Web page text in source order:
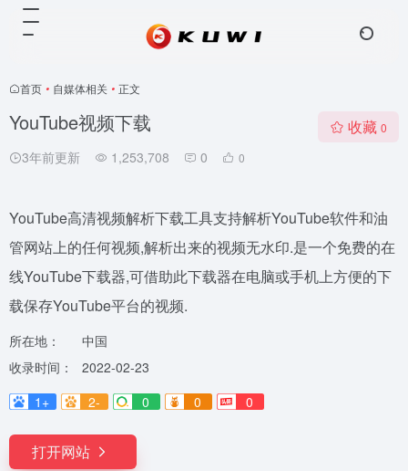
首页 • 自媒体相关 • 正文
YouTube视频下载
3年前更新 1,253,708 0 0
收藏 0
YouTube高清视频解析下载工具支持解析YouTube软件和油
管网站上的任何视频,解析出来的视频无水印.是一个免费的在
线YouTube下载器,可借助此下载器在电脑或手机上方便的下
载保存YouTube平台的视频.
所在地：
中国
收录时间：
2022-02-23
1+
2- 0 0 0
打开网站